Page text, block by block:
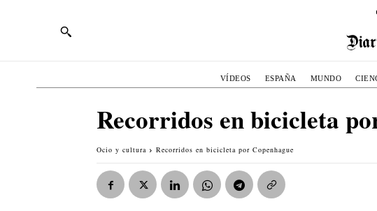
VÍDEOS ESPAÑA MUNDO
Recorridos en bicicleta
Ocio y cultura Recorridos en bicicleta por Copenhague